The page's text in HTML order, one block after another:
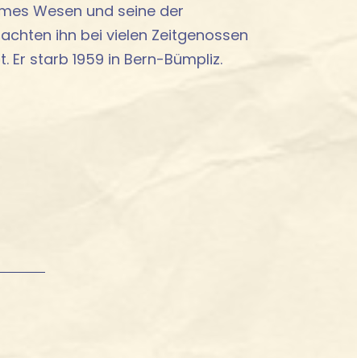
Wesen und seine der
ihn bei vielen Zeitgenossen
starb 1959 in Bern-Bümpliz.